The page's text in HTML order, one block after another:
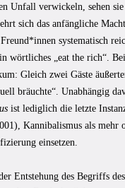
Unfall verwickeln, sehen
sich das anfängliche
systematisch
wörtliches „eat the rich“.
Gleich zwei Gäste
bräuchte“. Unabhängig
ist lediglich die letzte
Kannibalismus als mehr
einsetzen.
Entstehung des Begriffs